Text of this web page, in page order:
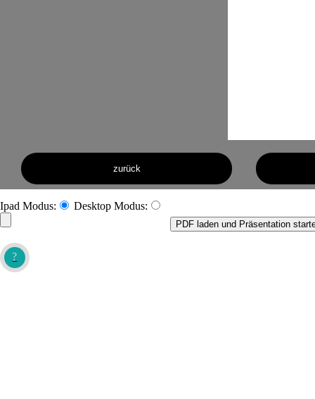
zurück
Ipad Modus: Desktop Modus:
PDF laden und Präsentation
?